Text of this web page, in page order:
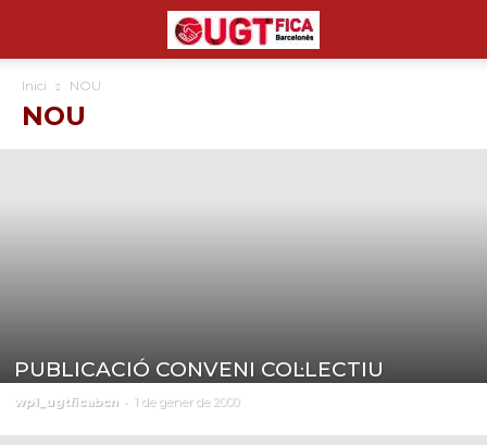
Inici NOU
NOU
PUBLICACIÓ CONVENI COL·LECTIU
wp1_ugtficabcn - 1 de gener de 2000